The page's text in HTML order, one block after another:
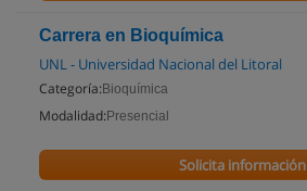
Carrera en Bioquímica
UNL - Universidad Nacional del Litoral
Categoría: Bioquímica
Modalidad: Presencial
Solicita información